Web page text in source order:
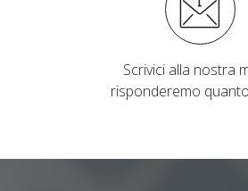
Scrivici alla nostra
risponderemo